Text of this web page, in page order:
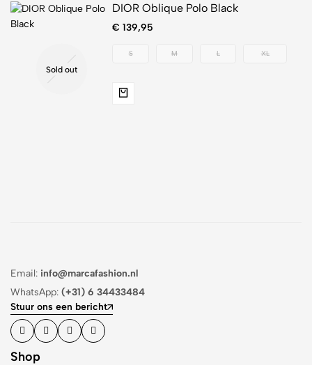
Sold out
DIOR Oblique Polo Black
€ 139,95
S M L XL
Email: info@marcafashion.nl
WhatsApp: (+31) 6 34433484
Stuur ons een bericht
Shop